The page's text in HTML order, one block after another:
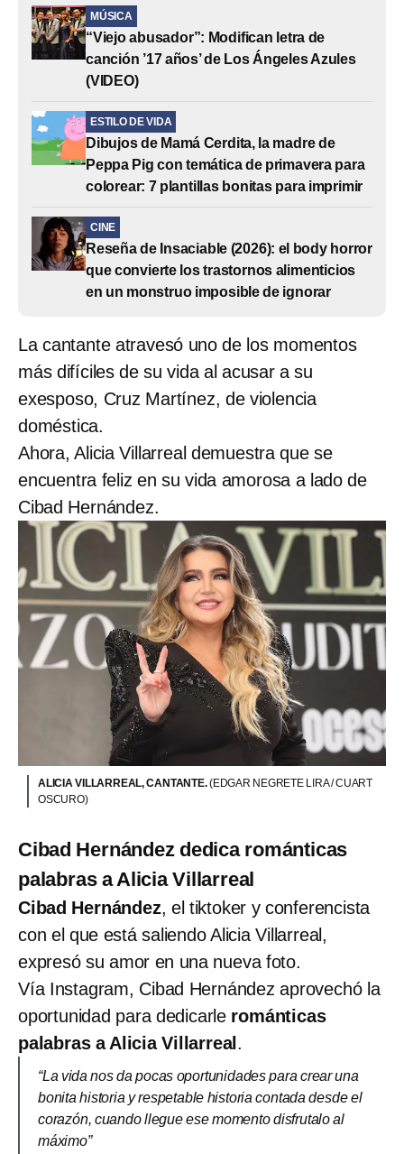
MÚSICA
“Viejo abusador”: Modifican letra de
canción ’17 años’ de Los Ángeles Azules
(VIDEO)
ESTILO DE VIDA
Dibujos de Mamá Cerdita, la madre de
Peppa Pig con temática de primavera para
colorear: 7 plantillas bonitas para imprimir
CINE
Reseña de Insaciable (2026): el body horror
que convierte los trastornos alimenticios
en un monstruo imposible de ignorar
La cantante atravesó uno de los momentos
más difíciles de su vida al acusar a su
exesposo, Cruz Martínez, de violencia
doméstica.
Ahora, Alicia Villarreal demuestra que se
encuentra feliz en su vida amorosa a lado de
Cibad Hernández.
ALICIA VILLARREAL, CANTANTE.(EDGAR NEGRETE LIRA / CUART
OSCURO)
Cibad Hernández dedica románticas
palabras a Alicia Villarreal
Cibad Hernández, el tiktoker y conferencista
con el que está saliendo Alicia Villarreal,
expresó su amor en una nueva foto.
Vía Instagram, Cibad Hernández aprovechó la
oportunidad para dedicarle románticas
palabras a Alicia Villarreal.
“La vida nos da pocas oportunidades para crear una
bonita historia y respetable historia contada desde el
corazón, cuando llegue ese momento disfrutalo al
máximo”